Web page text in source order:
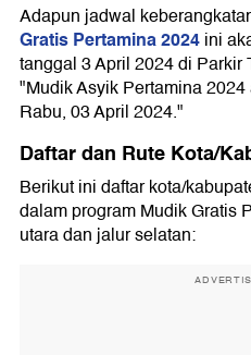
Adapun jadwal
Gratis Pertamina 2024ini
tanggal 3 April 2024 di Parkir
"Mudik Asyik Pertamina
Rabu, 03 April 2024."
Daftar dan Rute Kota/
Berikut ini daftar kota/
dalam program Mudik Gratis
utara dan jalur selatan: